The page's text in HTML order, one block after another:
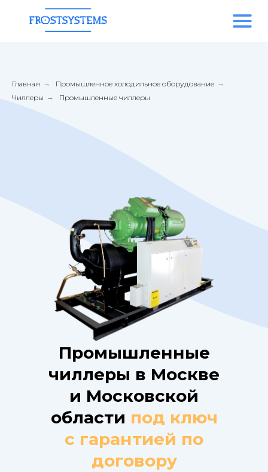
Главная → Промышленное холодильное оборудование →
Чиллеры → Промышленные чиллеры
Промышленные
чиллеры в Москве
и Московской
области под ключ
с гарантией по
договору